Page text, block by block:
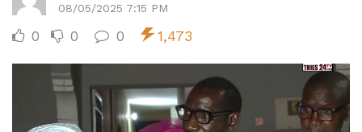
08/05/2025 7:15 PM
0 0 0 1,473